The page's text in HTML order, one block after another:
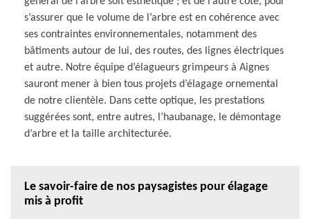
s’assurer que le volume de l’arbre est en cohérence avec
ses contraintes environnementales, notamment des
bâtiments autour de lui, des routes, des lignes électriques
et autre. Notre équipe d’élagueurs grimpeurs à Aignes
sauront mener à bien tous projets d’élagage ornemental
de notre clientèle. Dans cette optique, les prestations
suggérées sont, entre autres, l’haubanage, le démontage
d’arbre et la taille architecturée.
Le savoir-faire de nos paysagistes pour élagage
mis à profit